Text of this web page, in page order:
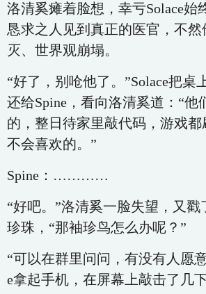
洛清奚瘫着脸想，幸亏Solace始
恳求之人见到真正的医官，不然
灭、世界观崩塌。
“好了，别呛他了。”Solace把桌
还给Spine，看向洛清奚道：“他
的，整日待家里敲代码，游戏
不会喜欢的。”
Spine：…………
“好吧。”洛清奚一脸失望，又戳
珍珠，“那袖珍鸟怎么办呢？”
“可以在群里问问，有没有人愿
e拿起手机，在屏幕上敲击了几下